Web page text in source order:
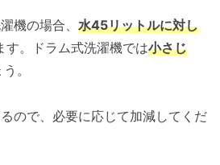
機の場合、 水45リットルに対し
す。ドラム式洗濯機では小さじ
。
ので、必要に応じて加減してくだ